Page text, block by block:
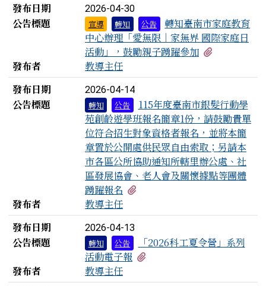
發布日期
2026-04-30
公告標題 宣導 轉知 公告
轉知臺南市家庭教育
中心辦理「愛無限｜家無界 國際家庭日
活動」，鼓勵親子踴躍參加
發布者
教導主任
發布日期
2026-04-14
公告標題 轉知 公告
115年度臺南市銀髮行動學
苑創齡遊學班報名簡章1份，請鼓勵貴單
位符合招生對象資格者報名，並將本簡
章置於公開處供民眾自由索取；另請本
市各區公所協助通知所轄里辦公處、社
區發展協會、老人會及關懷據點等團體
踴躍報名
發布者
教導主任
發布日期
2026-04-13
公告標題 轉知 公告
「2026科工夏令營」系列
活動電子報
發布者
教導主任